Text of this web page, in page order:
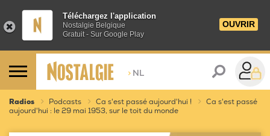
Téléchargez l'application
Nostalgie Belgique
Gratuit - Sur Google Play
OUVRIR
> NL
Radios Podcasts Ca s'est passé aujourd'hui !
Ca s'est passé
aujourd'hui : le 29 mai 1953, sur le toit du monde